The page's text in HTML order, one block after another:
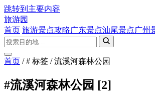
跳转到主要内容
旅游园
首页 旅游景点攻略广东景点汕尾景点广州
首页 / # 标签 / 流溪河森林公园
#流溪河森林公园 [2]